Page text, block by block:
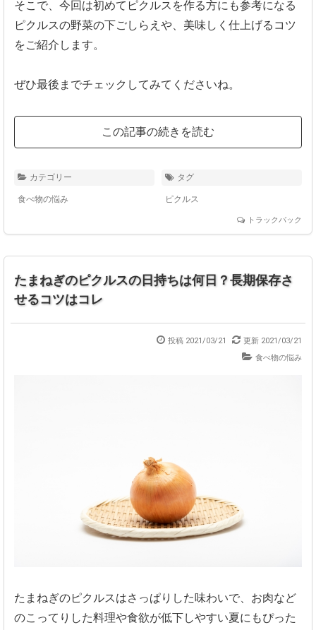
そこで、今回は初めてピクルスを作る方にも参考になる
ピクルスの野菜の下ごしらえや、美味しく仕上げるコツ
をご紹介します。
ぜひ最後までチェックしてみてくださいね。
この記事の続きを読む
カテゴリー
食べ物の悩み
タグ
ピクルス
トラックバック
たまねぎのピクルスの日持ちは何日？長期保存さ
せるコツはコレ
投稿 2021/03/21
更新 2021/03/21
食べ物の悩み
たまねぎのピクルスはさっぱりした味わいで、お肉など
のこってりした料理や食欲が低下しやすい夏にもぴった